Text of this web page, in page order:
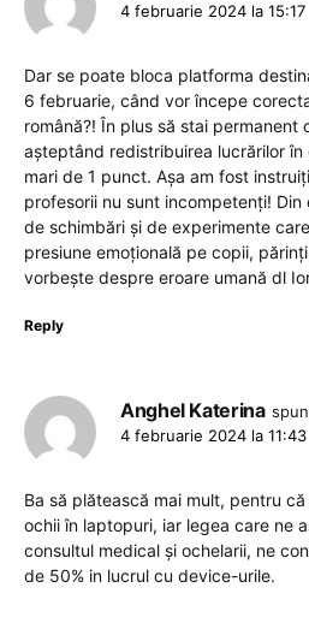
4 februarie 2024 la 15:17
Dar se poate bloca platforma
6 februarie, când vor începe
română?! În plus să stai permanent
așteptând redistribuirea lucrărilor
mari de 1 punct. Așa am fost
profesorii nu sunt incompetenți!
de schimbări și de experimente
presiune emoțională pe copii,
vorbește despre eroare umană dl
Reply
Anghel Katerina
4 februarie 2024 la 11:43
Ba să plătească mai mult, pentru
ochii în laptopuri, iar legea care ne
consultul medical și ochelarii, ne
de 50% in lucrul cu device-urile.